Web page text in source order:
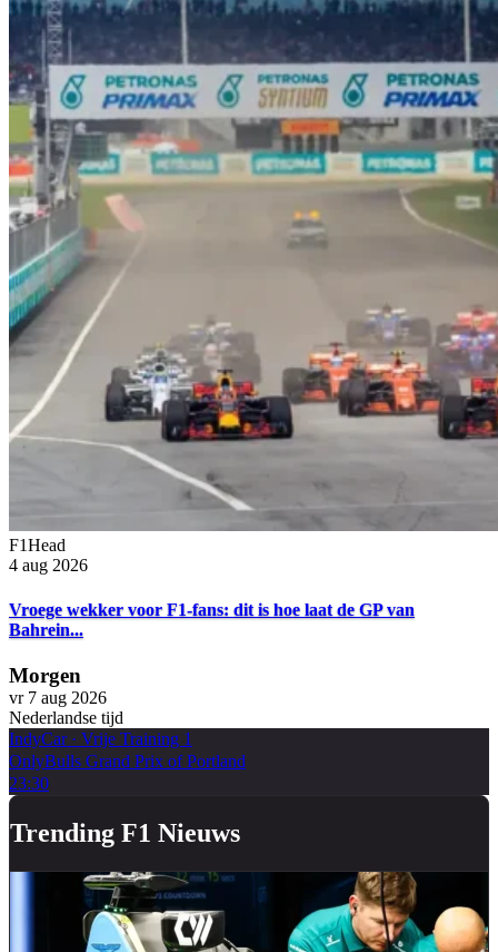
F1Head
4 aug 2026
Vroege wekker voor F1-fans: dit is hoe laat de GP van
Bahrein...
Morgen
vr 7 aug 2026
Nederlandse tijd
IndyCar· Vrije Training 1
OnlyBulls Grand Prix of Portland
23:30
Trending F1 Nieuws